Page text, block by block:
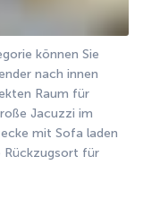
können Sie
nach innen
Raum für
Jacuzzi im
mit Sofa laden
Rückzugsort für